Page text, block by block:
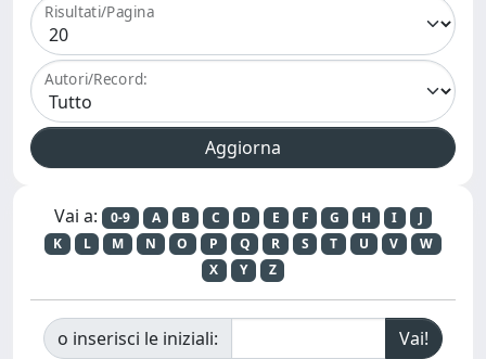
Risultati/Pagina
Autori/Record:
Vai a: 0-9 A B C D E F G H I
J
K
L M N O P Q R S T U V
W
X
Y Z
o inserisci le iniziali: